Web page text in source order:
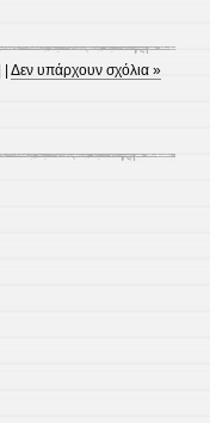
| |Δεν υπάρχουν σχόλια »